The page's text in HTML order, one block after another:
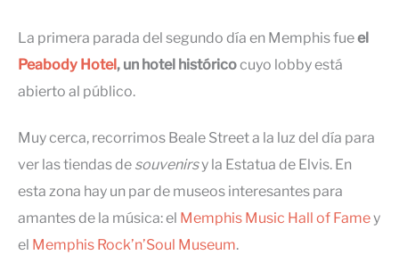
La primera parada del segundo día en Memphis fueel
Peabody Hotel, un hotel históricocuyo lobby está
abierto al público.
Muy cerca, recorrimos Beale Street a la luz del día para
ver las tiendas de souvenirsy la Estatua de Elvis. En
esta zona hay un par de museos interesantes para
amantes de la música: el Memphis Music Hall of Famey
el Memphis Rock’n’Soul Museum.